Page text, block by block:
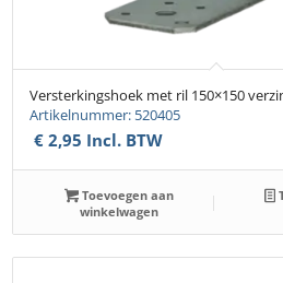
Versterkingshoek met ril 150×150
Artikelnummer: 520405
€ 2,95 Incl. BTW
Toevoegen aan
winkelwagen